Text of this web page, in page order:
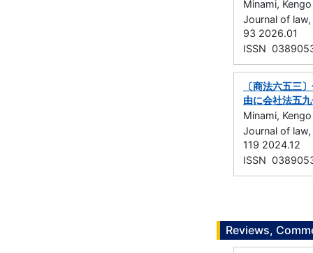
Minami, Kengo
Journal of
93 2026.01
ISSN
〔商法六五三
由に会社法五
Minami, Kengo
Journal of
119 2024.12
ISSN
Reviews,